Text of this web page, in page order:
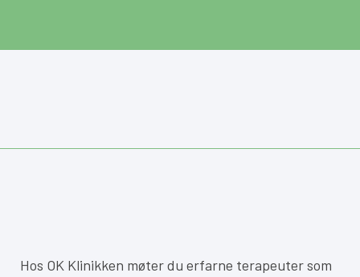
Hos OK Klinikken møter du erfarne terapeuter som